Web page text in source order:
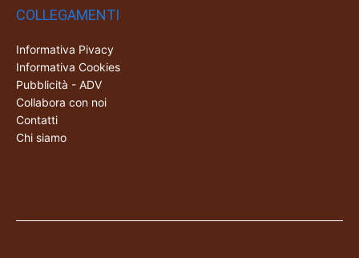
COLLEGAMENTI
Informativa Pivacy
Informativa Cookies
Pubblicità - ADV
Collabora con noi
Contatti
Chi siamo